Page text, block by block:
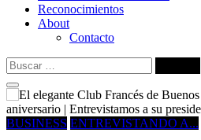
Reconocimientos
About
Contacto
Buscar:
BUSINESS ENTREVISTANDO A...